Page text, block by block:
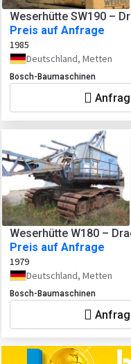
Weserhütte SW190 –
Preis auf Anfrage
1985
Deutschland, Metten
Bosch-Baumaschinen
Weserhütte W180 –
Preis auf Anfrage
1979
Deutschland, Metten
Bosch-Baumaschinen